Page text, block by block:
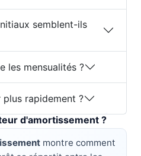
semblent-ils
les mensualités ?
rapidement ?
d'amortissement ?
montre comment